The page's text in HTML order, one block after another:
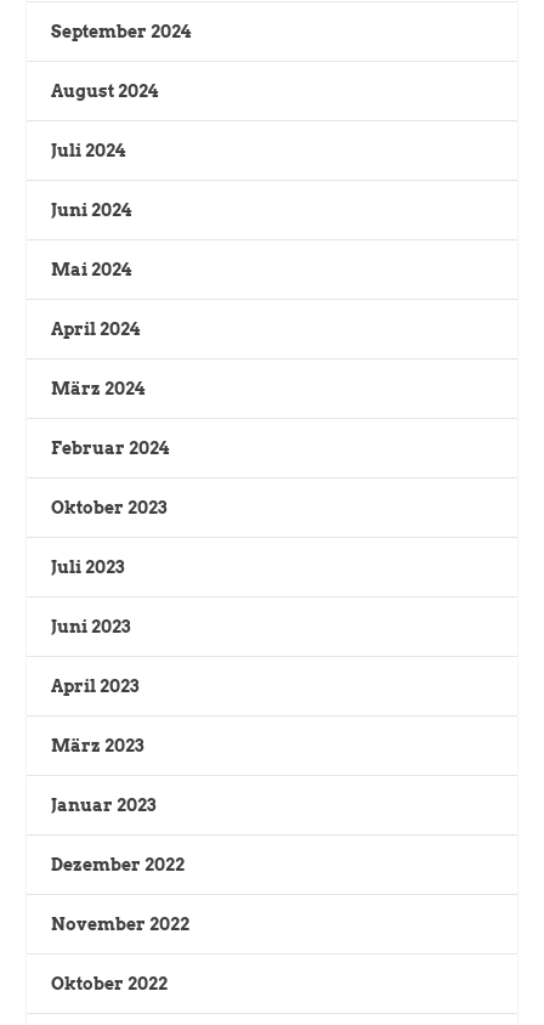
September 2024
August 2024
Juli 2024
Juni 2024
Mai 2024
April 2024
März 2024
Februar 2024
Oktober 2023
Juli 2023
Juni 2023
April 2023
März 2023
Januar 2023
Dezember 2022
November 2022
Oktober 2022